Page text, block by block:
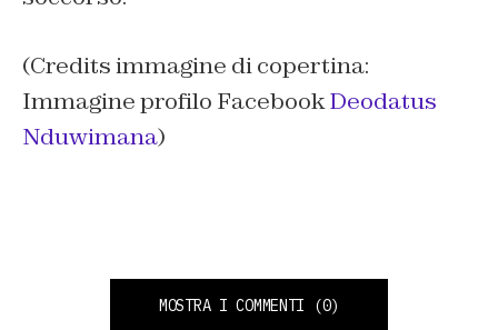
(Credits immagine di copertina:
Immagine profilo FacebookDeodatus
Nduwimana)
MOSTRA I COMMENTI (0)